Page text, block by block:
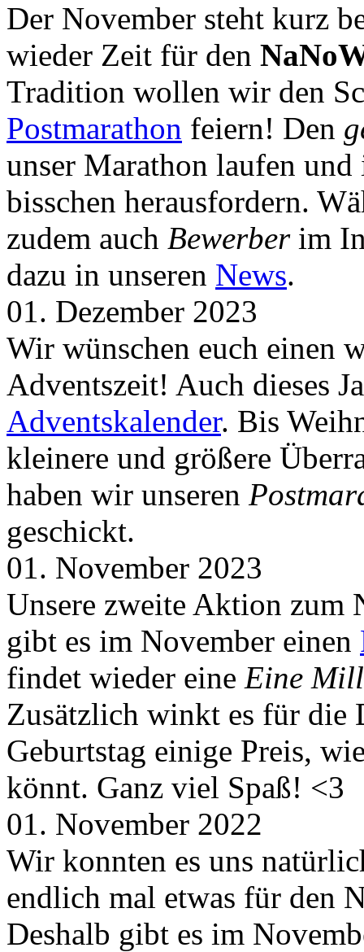
Der November steht kurz
wieder Zeit für den
Tradition wollen wir den
Postmarathon feiern! Den
unser Marathon laufen
bisschen herausfordern.
zudem auch Bewerberim
dazu in unseren News.
01. Dezember 2023
Wir wünschen euch einen
Adventszeit! Auch dieses
Adventskalender. Bis
kleinere und größere
haben wir unseren
geschickt.
01. November 2023
Unsere zweite Aktion zum
gibt es im November einen
findet wieder eine Eine
Zusätzlich winkt es für die
Geburtstag einige Preis,
könnt. Ganz viel Spaß! <3
01. November 2022
Wir konnten es uns
endlich mal etwas für den
Deshalb gibt es im